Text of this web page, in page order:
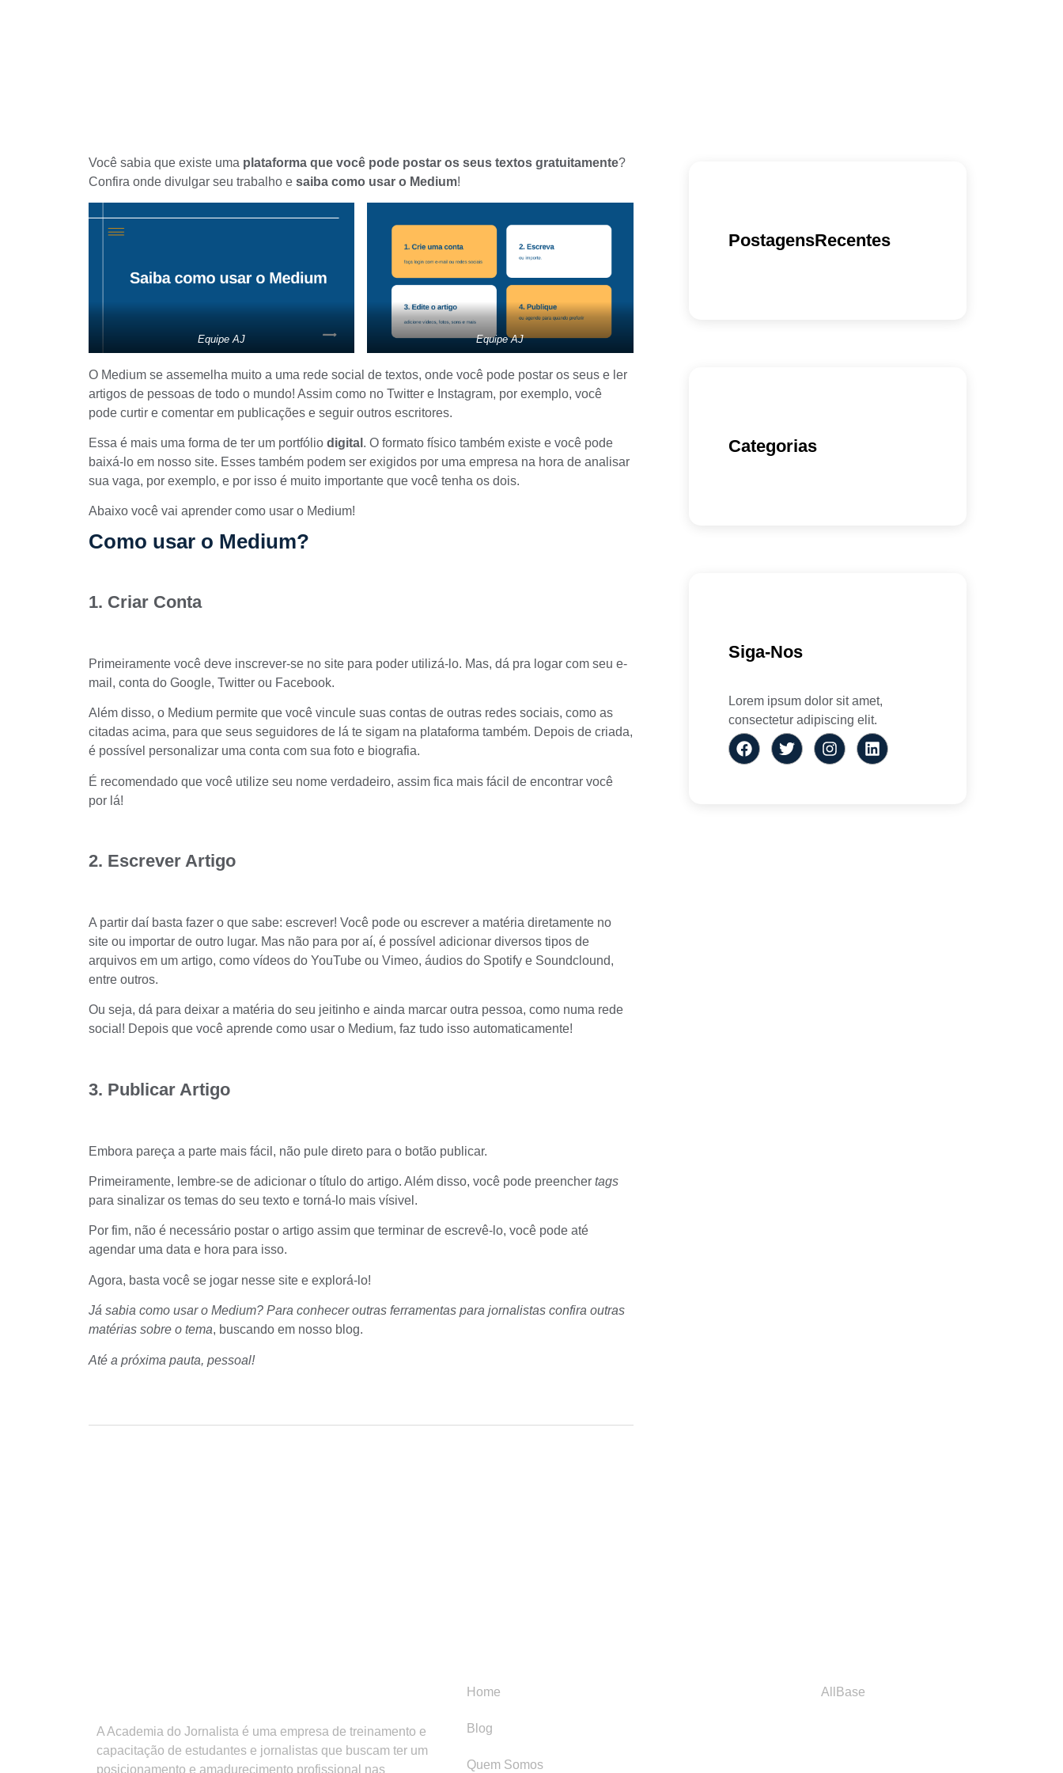
Você sabia que existe uma plataforma que você pode postar os seus textos gratuitamente?
Confira onde divulgar seu trabalho e saiba como usar o Medium!
Equipe AJ Equipe AJ
O Medium se assemelha muito a uma rede social de textos, onde você pode postar os seus e ler
artigos de pessoas de todo o mundo! Assim como no Twitter e Instagram, por exemplo, você
pode curtir e comentar em publicações e seguir outros escritores.
Essa é mais uma forma de ter um portfólio digital . O formato físico também existe e você pode
baixá-lo em nosso site. Esses também podem ser exigidos por uma empresa na hora de analisar
sua vaga, por exemplo, e por isso é muito importante que você tenha os dois.
Abaixo você vai aprender como usar o Medium!
Como usar o Medium?
1. Criar Conta
Primeiramente você deve inscrever-se no site para poder utilizá-lo. Mas, dá pra logar com seu e-
mail, conta do Google, Twitter ou Facebook.
Além disso, o Medium permite que você vincule suas contas de outras redes sociais, como as
citadas acima, para que seus seguidores de lá te sigam na plataforma também. Depois de criada,
é possível personalizar uma conta com sua foto e biografia.
É recomendado que você utilize seu nome verdadeiro, assim fica mais fácil de encontrar você
por lá!
2. Escrever Artigo
A partir daí basta fazer o que sabe: escrever! Você pode ou escrever a matéria diretamente no
site ou importar de outro lugar. Mas não para por aí, é possível adicionar diversos tipos de
arquivos em um artigo, como vídeos do YouTube ou Vimeo, áudios do Spotify e Soundclound,
entre outros.
Ou seja, dá para deixar a matéria do seu jeitinho e ainda marcar outra pessoa, como numa rede
social! Depois que você aprende como usar o Medium, faz tudo isso automaticamente!
3. Publicar Artigo
Embora pareça a parte mais fácil, não pule direto para o botão publicar.
Primeiramente, lembre-se de adicionar o título do artigo. Além disso, você pode preencher tags
para sinalizar os temas do seu texto e torná-lo mais vísivel.
Por fim, não é necessário postar o artigo assim que terminar de escrevê-lo, você pode até
agendar uma data e hora para isso.
Agora, basta você se jogar nesse site e explorá-lo!
Já sabia como usar o Medium? Para conhecer outras ferramentas para jornalistas confira outras
matérias sobre o tema, buscando em nosso blog.
Até a próxima pauta, pessoal!
PostagensRecentes
Categorias
Siga-Nos
Lorem ipsum dolor sit amet,
consectetur adipiscing elit.
A Academia do Jornalista é uma empresa de treinamento e
capacitação de estudantes e jornalistas que buscam ter um
posicionamento e amadurecimento profissional nas
Home
Blog
Quem Somos
AllBase